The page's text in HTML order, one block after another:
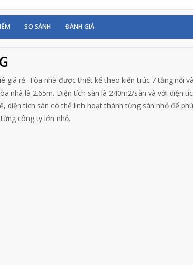
SO SÁNH ĐÁNH GIÁ
giá rẻ. Tòa nhà được thiết kế theo kiến trúc 7 tầng nổi
nhà là 2.65m. Diện tích sàn là 240m2/sàn và với diện
diện tích sàn có thể linh hoạt thành từng sàn nhỏ để phù
công ty lớn nhỏ.